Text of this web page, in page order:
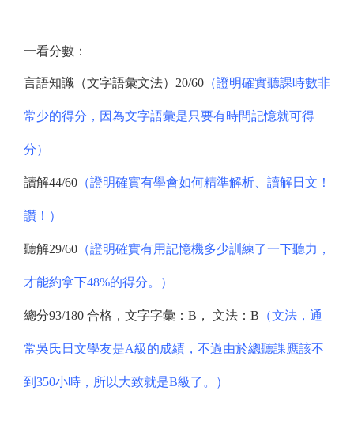
一看分數：
言語知識（文字語彙文法）20/60 （證明確實聽課時數非
常少的得分，因為文字語彙是只要有時間記憶就可得
分）
讀解44/60 （證明確實有學會如何精準解析、讀解日文！
讚！）
聽解29/60 （證明確實有用記憶機多少訓練了一下聽力，
才能約拿下48%的得分。）
總分93/180 合格，文字字彙：B， 文法：B （文法，通
常吳氏日文學友是A級的成績，不過由於總聽課應該不
到350小時，所以大致就是B級了。）